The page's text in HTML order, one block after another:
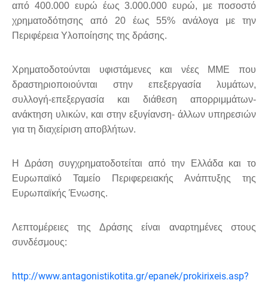
από 400.000 ευρώ έως 3.000.000 ευρώ, με ποσοστό
χρηματοδότησης από 20 έως 55% ανάλογα με την
Περιφέρεια Υλοποίησης της δράσης.
Χρηματοδοτούνται υφιστάμενες και νέες ΜΜΕ που
δραστηριοποιούνται στην επεξεργασία λυμάτων,
συλλογή-επεξεργασία και διάθεση απορριμμάτων-
ανάκτηση υλικών, και στην εξυγίανση- άλλων υπηρεσιών
για τη διαχείριση αποβλήτων.
Η Δράση συγχρηματοδοτείται από την Ελλάδα και το
Ευρωπαϊκό Ταμείο Περιφερειακής Ανάπτυξης της
Ευρωπαϊκής Ένωσης.
Λεπτομέρειες της Δράσης είναι αναρτημένες στους
συνδέσμους:
http://www.antagonistikotita.gr/epanek/prokirixeis.asp?